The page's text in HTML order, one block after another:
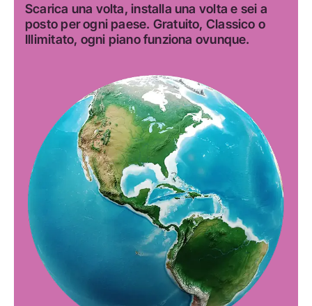
Scarica una volta, installa una volta e sei a
posto per ogni paese. Gratuito, Classico o
Illimitato, ogni piano funziona ovunque.